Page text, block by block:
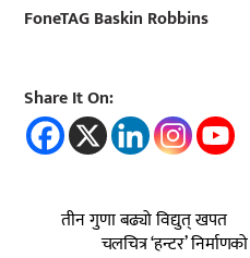
FoneTAG Baskin Robbins
Share It On:
तीन गुणा बढ्यो विद्युत् खपत
चलचित्र ‘हन्टर’